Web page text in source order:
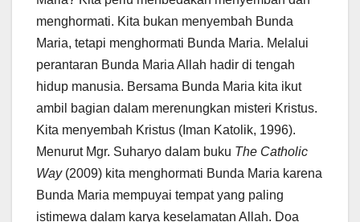
menghormati. Kita bukan menyembah Bunda
Maria, tetapi menghormati Bunda Maria. Melalui
perantaran Bunda Maria Allah hadir di tengah
hidup manusia. Bersama Bunda Maria kita ikut
ambil bagian dalam merenungkan misteri Kristus.
Kita menyembah Kristus (Iman Katolik, 1996).
Menurut Mgr. Suharyo dalam buku The Catholic
Way (2009) kita menghormati Bunda Maria karena
Bunda Maria mempuyai tempat yang paling
istimewa dalam karya keselamatan Allah. Doa